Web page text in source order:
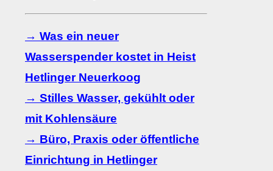
→ Was ein neuer
Wasserspender kostet in Heist
Hetlinger Neuerkoog
→ Stilles Wasser, gekühlt oder
mit Kohlensäure
→ Büro, Praxis oder öffentliche
Einrichtung in Hetlinger